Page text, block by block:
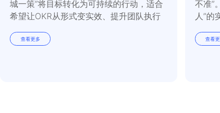
谦逊有助于我们不再
以尊重的方式对同事